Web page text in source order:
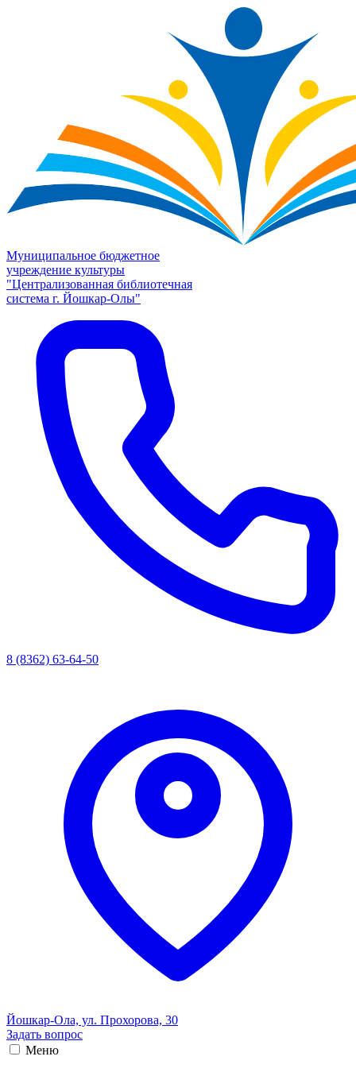
Муниципальное бюджетное
учреждение культуры
"Централизованная библиотечная
система г. Йошкар-Олы"
8 (8362) 63-64-50
Йошкар-Ола, ул. Прохорова, 30
Задать вопрос
Меню